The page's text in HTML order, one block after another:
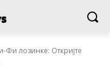
Фи лозинке: Откријте